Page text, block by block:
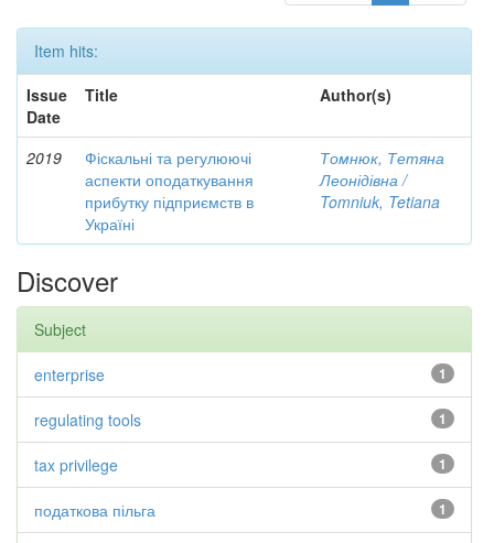
Item hits:
Issue
Date
Title Author(s)
2019
Фіскальні та регулюючі
аспекти оподаткування
прибутку підприємств в
Україні
Томнюк, Тетяна
Леонідівна /
Tomniuk, Tetiana
Discover
Subject
1
enterprise
1
regulating tools
1
tax privilege
1
податкова пільга